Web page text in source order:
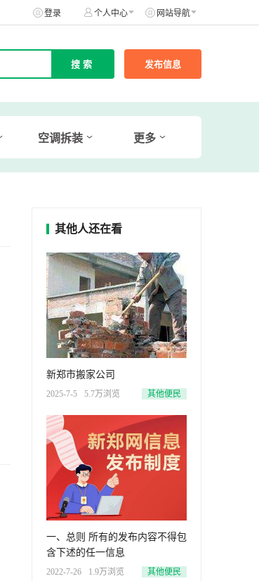
登录 个人中心 网站导航
发布信息
空调拆装 更多
其他人还在看
新郑市搬家公司
2025-7-5 5.7万浏览 其他便民
一、总则 所有的发布内容不得包
含下述的任一信息
2022-7-26 1.9万浏览 其他便民